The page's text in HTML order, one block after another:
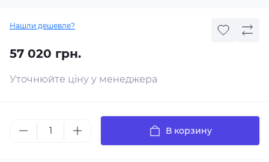
Нашли дешевле?
57 020 грн.
Уточнюйте ціну у менеджера
В корзину